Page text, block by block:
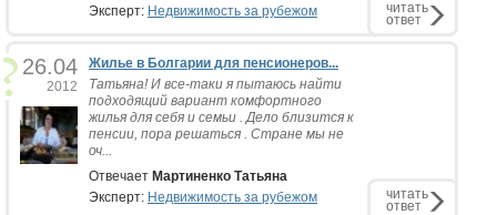
Эксперт: Недвижимость за рубежом читать
ответ
26.04
2012
Жилье в Болгарии для пенсионеров...
Татьяна! И все-таки я пытаюсь найти
подходящий вариант комфортного
жилья для себя и семьи . Дело близится к
пенсии, пора решаться . Стране мы не
оч...
Отвечает Мартиненко Татьяна
Эксперт: Недвижимость за рубежом читать
ответ